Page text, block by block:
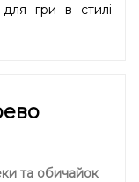
гри в стилі
та обичайок